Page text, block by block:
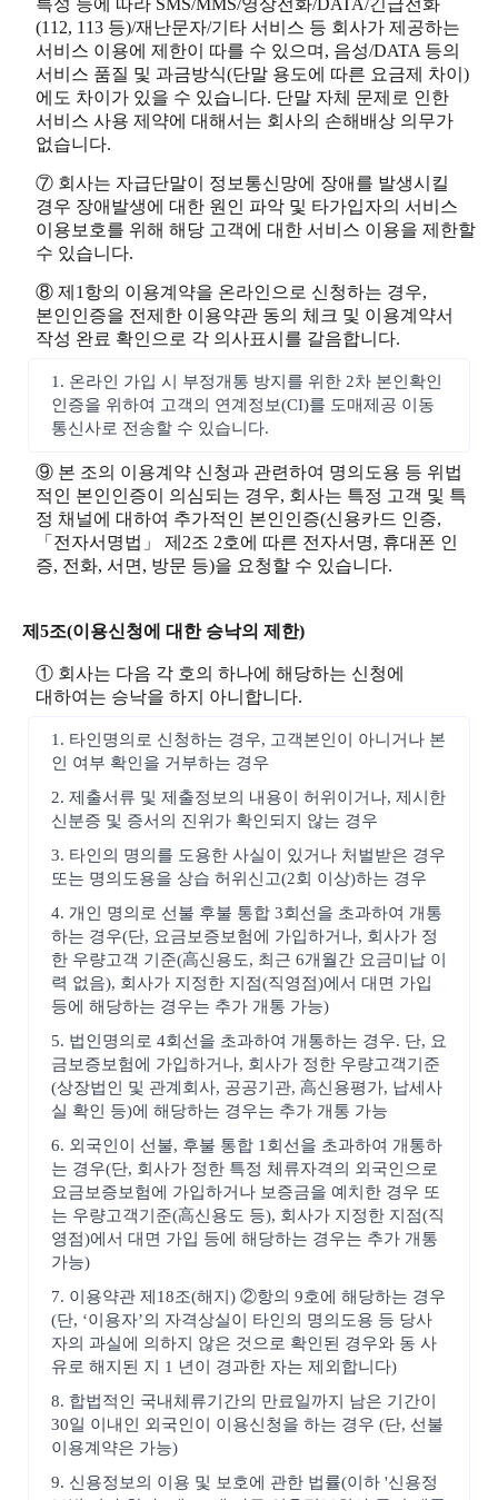
특성 등에 따라 SMS/MMS/영상전화/DATA/긴급전화
(112, 113 등)/재난문자/기타 서비스 등 회사가 제공하는
서비스 이용에 제한이 따를 수 있으며, 음성/DATA 등의
서비스 품질 및 과금방식(단말 용도에 따른 요금제 차이)
에도 차이가 있을 수 있습니다. 단말 자체 문제로 인한
서비스 사용 제약에 대해서는 회사의 손해배상 의무가
없습니다.
⑦ 회사는 자급단말이 정보통신망에 장애를 발생시킬
경우 장애발생에 대한 원인 파악 및 타가입자의 서비스
이용보호를 위해 해당 고객에 대한 서비스 이용을 제한할
수 있습니다.
⑧ 제1항의 이용계약을 온라인으로 신청하는 경우,
본인인증을 전제한 이용약관 동의 체크 및 이용계약서
작성 완료 확인으로 각 의사표시를 갈음합니다.
1. 온라인 가입 시 부정개통 방지를 위한 2차 본인확인
인증을 위하여 고객의 연계정보(CI)를 도매제공 이동
통신사로 전송할 수 있습니다.
⑨ 본 조의 이용계약 신청과 관련하여 명의도용 등 위법
적인 본인인증이 의심되는 경우, 회사는 특정 고객 및 특
정 채널에 대하여 추가적인 본인인증(신용카드 인증,
「전자서명법」 제2조 2호에 따른 전자서명, 휴대폰 인
증, 전화, 서면, 방문 등)을 요청할 수 있습니다.
제5조(이용신청에 대한 승낙의 제한)
① 회사는 다음 각 호의 하나에 해당하는 신청에
대하여는 승낙을 하지 아니합니다.
1. 타인명의로 신청하는 경우, 고객본인이 아니거나 본
인 여부 확인을 거부하는 경우
2. 제출서류 및 제출정보의 내용이 허위이거나, 제시한
신분증 및 증서의 진위가 확인되지 않는 경우
3. 타인의 명의를 도용한 사실이 있거나 처벌받은 경우
또는 명의도용을 상습 허위신고(2회 이상)하는 경우
4. 개인 명의로 선불 후불 통합 3회선을 초과하여 개통
하는 경우(단, 요금보증보험에 가입하거나, 회사가 정
한 우량고객 기준(高신용도, 최근 6개월간 요금미납 이
력 없음), 회사가 지정한 지점(직영점)에서 대면 가입
등에 해당하는 경우는 추가 개통 가능)
5. 법인명의로 4회선을 초과하여 개통하는 경우. 단, 요
금보증보험에 가입하거나, 회사가 정한 우량고객기준
(상장법인 및 관계회사, 공공기관, 高신용평가, 납세사
실 확인 등)에 해당하는 경우는 추가 개통 가능
6. 외국인이 선불, 후불 통합 1회선을 초과하여 개통하
는 경우(단, 회사가 정한 특정 체류자격의 외국인으로
요금보증보험에 가입하거나 보증금을 예치한 경우 또
는 우량고객기준(高신용도 등), 회사가 지정한 지점(직
영점)에서 대면 가입 등에 해당하는 경우는 추가 개통
가능)
7. 이용약관 제18조(해지) ②항의 9호에 해당하는 경우
(단, ‘이용자’의 자격상실이 타인의 명의도용 등 당사
자의 과실에 의하지 않은 것으로 확인된 경우와 동 사
유로 해지된 지 1 년이 경과한 자는 제외합니다)
8. 합법적인 국내체류기간의 만료일까지 남은 기간이
30일 이내인 외국인이 이용신청을 하는 경우 (단, 선불
이용계약은 가능)
9. 신용정보의 이용 및 보호에 관한 법률(이하 '신용정